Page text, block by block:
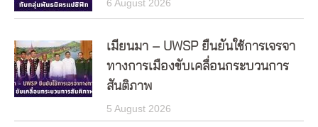
6 August 2026
เมียนมา – UWSP ยืนยันใช้การเจรจา
ทางการเมืองขับเคลื่อนกระบวนการ
สันติภาพ
5 August 2026